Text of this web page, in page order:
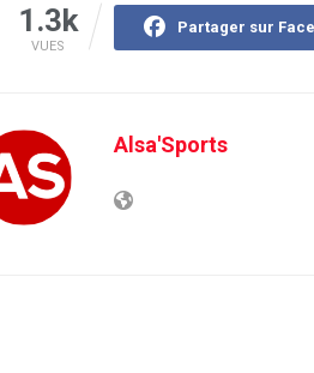
1.3k
VUES
Partager sur
Alsa'Sports